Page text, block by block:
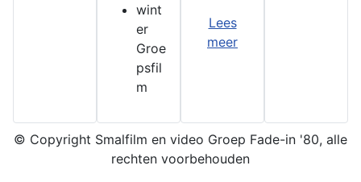
wint
er
Groe
psfil
m
Lees
meer
© Copyright Smalfilm en video Groep Fade-in '80, alle
rechten voorbehouden